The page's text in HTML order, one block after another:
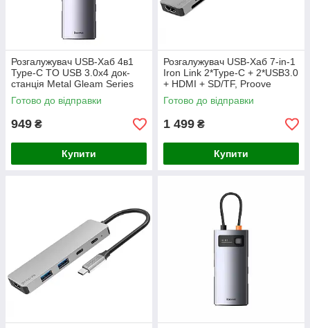
Розгалужувач USB-Хаб 4в1
Type-C TO USB 3.0х4 док-
станція Metal Gleam Series
сірий, Baseus
(WKWG070013)
Готово до відправки
949 ₴
Купити
Розгалужувач USB-Хаб 7-in-1
Iron Link 2*Type-C + 2*USB3.0
+ HDMI + SD/TF, Proove
HBIL00222004
Готово до відправки
1 499 ₴
Купити